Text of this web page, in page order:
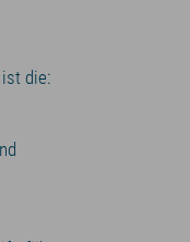
die: